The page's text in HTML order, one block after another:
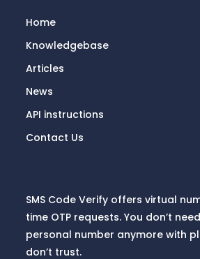
Home
Knowledgebase
Articles
News
API instructions
Contact Us
SMS Code Verify offers virtual
time OTP requests. You don’t
personal number anymore with
don’t trust.